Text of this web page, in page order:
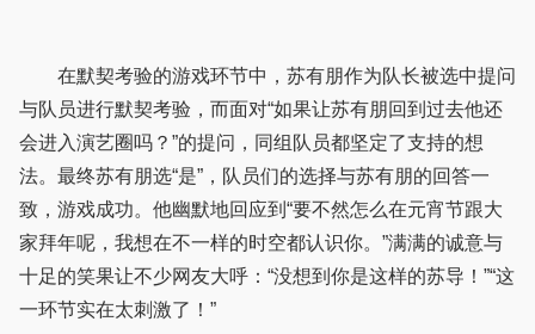
在默契考验的游戏环节中，苏有朋作为队长被选中提问
与队员进行默契考验，而面对“如果让苏有朋回到过去他还
会进入演艺圈吗？”的提问，同组队员都坚定了支持的想
法。最终苏有朋选“是”，队员们的选择与苏有朋的回答一
致，游戏成功。他幽默地回应到“要不然怎么在元宵节跟大
家拜年呢，我想在不一样的时空都认识你。”满满的诚意与
十足的笑果让不少网友大呼：“没想到你是这样的苏导！”“这
一环节实在太刺激了！”